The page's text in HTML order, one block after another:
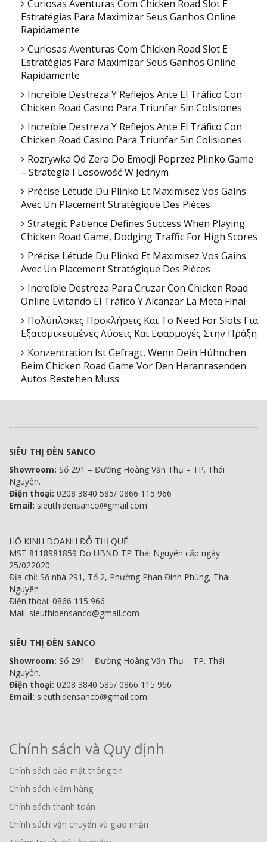
Curiosas Aventuras Com Chicken Road Slot E
Estratégias Para Maximizar Seus Ganhos Online
Rapidamente
Curiosas Aventuras Com Chicken Road Slot E
Estratégias Para Maximizar Seus Ganhos Online
Rapidamente
Increíble Destreza Y Reflejos Ante El Tráfico Con
Chicken Road Casino Para Triunfar Sin Colisiones
Increíble Destreza Y Reflejos Ante El Tráfico Con
Chicken Road Casino Para Triunfar Sin Colisiones
Rozrywka Od Zera Do Emocji Poprzez Plinko Game
– Strategia I Losowość W Jednym
Précise Létude Du Plinko Et Maximisez Vos Gains
Avec Un Placement Stratégique Des Pièces
Strategic Patience Defines Success When Playing
Chicken Road Game, Dodging Traffic For High Scores
Précise Létude Du Plinko Et Maximisez Vos Gains
Avec Un Placement Stratégique Des Pièces
Increíble Destreza Para Cruzar Con Chicken Road
Online Evitando El Tráfico Y Alcanzar La Meta Final
Πολύπλοκες Προκλήσεις Και Το Need For Slots Για
Εξατομικευμένες Λύσεις Και Εφαρμογές Στην Πράξη
Konzentration Ist Gefragt, Wenn Dein Hühnchen
Beim Chicken Road Game Vor Den Heranrasenden
Autos Bestehen Muss
SIÊU THỊ ĐÈN SANCO
Showroom: Số 291 – Đường Hoàng Văn Thụ – TP. Thái
Nguyên.
Điện thoại: 0208 3840 585/ 0866 115 966
Email: sieuthidensanco@gmail.com
HỘ KINH DOANH ĐỖ THỊ QUẾ
MST 8118981859 Do UBND TP Thái Nguyên cấp ngày
25/022020
Địa chỉ: Số nhà 291, Tổ 2, Phường Phan Đình Phùng, Thái
Nguyên
Điện thoại: 0866 115 966
Mail: sieuthidensanco@gmail.com
SIÊU THỊ ĐÈN SANCO
Showroom: Số 291 – Đường Hoàng Văn Thụ – TP. Thái
Nguyên.
Điện thoại: 0208 3840 585/ 0866 115 966
Email: sieuthidensanco@gmail.com
Chính sách và Quy định
Chính sách bảo mật thông tin
Chính sách kiểm hàng
Chính sách thanh toán
Chính sách vận chuyển và giao nhận